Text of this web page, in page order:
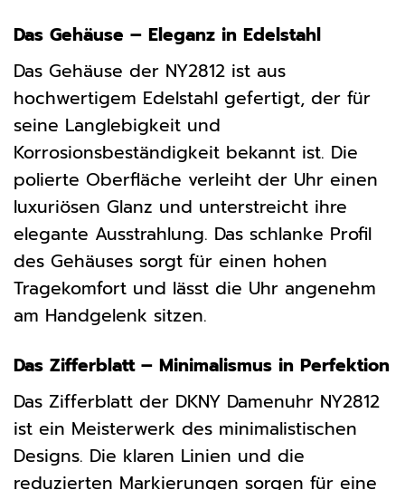
Das Gehäuse – Eleganz in Edelstahl
Das Gehäuse der NY2812 ist aus
hochwertigem Edelstahl gefertigt, der für
seine Langlebigkeit und
Korrosionsbeständigkeit bekannt ist. Die
polierte Oberfläche verleiht der Uhr einen
luxuriösen Glanz und unterstreicht ihre
elegante Ausstrahlung. Das schlanke Profil
des Gehäuses sorgt für einen hohen
Tragekomfort und lässt die Uhr angenehm
am Handgelenk sitzen.
Das Zifferblatt – Minimalismus in Perfektion
Das Zifferblatt der DKNY Damenuhr NY2812
ist ein Meisterwerk des minimalistischen
Designs. Die klaren Linien und die
reduzierten Markierungen sorgen für eine